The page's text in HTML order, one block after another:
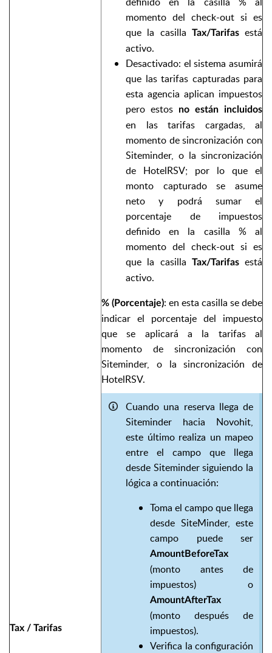
Tax / Tarifas
momento del check-out si es
que la casilla
Tax/Tarifasestá
activo.
Desactivado: el sistema asumirá
que las tarifas capturadas para
esta agencia aplican impuestos
pero estos
no están incluidos
en las tarifas cargadas, al
momento de sincronización con
Siteminder, o la sincronización
de HotelRSV; por lo que el
monto capturado se asume
neto y podrá sumar el
porcentaje de impuestos
definido en la casilla % al
momento del check-out si es
que la casilla
Tax/Tarifasestá
activo.
% (Porcentaje): en esta casilla se debe
indicar el porcentaje del impuesto
que se aplicará a la tarifas al
momento de sincronización con
Siteminder, o la sincronización de
HotelRSV.
Cuando una reserva llega de
Siteminder hacia Novohit,
este último realiza un mapeo
entre el campo que llega
desde Siteminder siguiendo la
lógica a continuación:
Toma el campo que llega
desde SiteMinder, este
campo puede ser
AmountBeforeTax
(monto antes de
impuestos) o
AmountAfterTax
(monto después de
impuestos).
Verifica la configuración